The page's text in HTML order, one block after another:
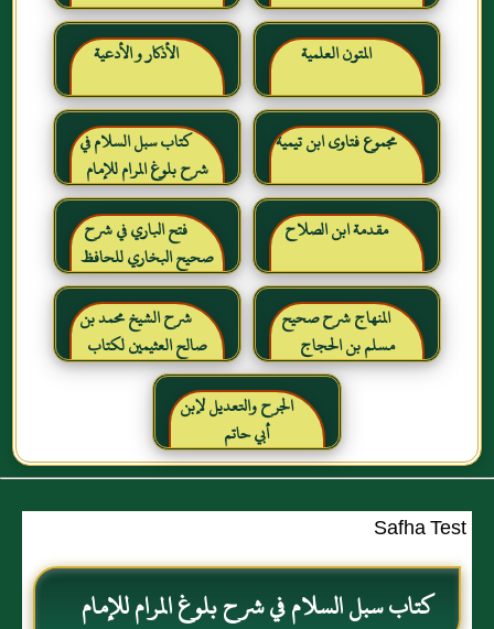
المتون العلمية الأذكار و الأدعية
مجموع فتاوى ابن تيمية
كتاب سبل السلام في
شرح بلوغ المرام للإمام
الصنعاني رحمه الله
مقدمة ابن الصلاح
فتح الباري في شرح
صحيح البخاري للحافظ
ابن حجر العسقلاني
المنهاج شرح صحيح
مسلم بن الحجاج
شرح الشيخ محمد بن
صالح العثيمين لكتاب
رياض الصالحين للإمام
النووي رحمهم الله تعالىالجرح والتعديل لإبن
أبي حاتم
Safha Test
كتاب سبل السلام في شرح بلوغ المرام للإمام